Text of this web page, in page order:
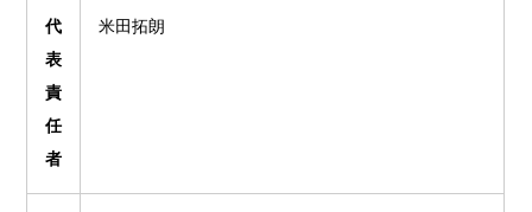
代
表
責
任
者
米田拓朗